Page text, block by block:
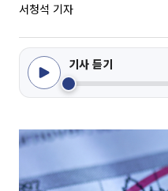
서청석 기자
기사 듣기